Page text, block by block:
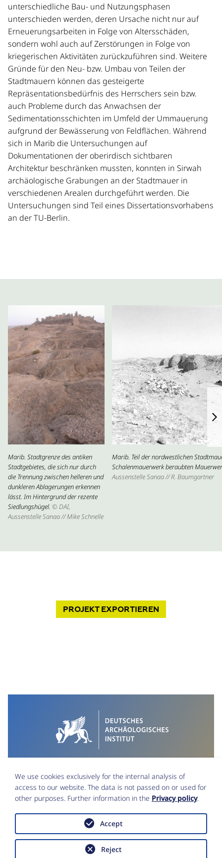
unterschiedliche Bau- und Nutzungsphasen
unterschieden werden, deren Ursache nicht nur auf
Erneuerungsarbeiten in Folge von Altersschäden,
sondern wohl auch auf Zerstörungen in Folge von
kriegerischen Aktivitäten zurückzuführen sind. Weitere
Gründe für den Neu- bzw. Umbau von Teilen der
Stadtmauern können das gesteigerte
Repräsentationsbedürfnis des Herrschers sein bzw.
auch Probleme durch das Anwachsen der
Sedimentationsschichten im Umfeld der Ummauerung
aufgrund der Bewässerung von Feldflächen. Während
sich in Marib die Untersuchungen auf
Dokumentationen der oberirdisch sichtbaren
Architektur beschränken mussten, konnten in Sirwah
archäologische Grabungen an der Stadtmauer in
verschiedenen Arealen durchgeführt werden. Die
Untersuchungen sind Teil eines Dissertationsvorhabens
an der TU-Berlin.
Marib. Stadtgrenze des antiken
Stadtgebietes, die sich nur durch
die Trennung zwischen helleren und
dunkleren Ablagerungen erkennen
lässt. Im Hintergrund der rezente
Siedlungshügel. © DAI,
Aussenstelle Sanaa // Mike Schnelle
Marib. Teil der nordwestlichen
Schalenmauerwerk beraubten
Aussenstelle Sanaa // R. Baumgartner
PROJEKTEXPORTIEREN
Data Protection
Accessibility statement
We use cookies exclusively for the internal analysis of
access to our website. The data is not passed on or used for
other purposes. Further information in the Privacy policy.
Reject
Accept